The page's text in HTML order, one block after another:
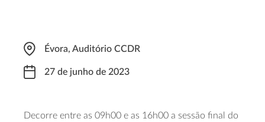
Évora, Auditório CCDR
27 de junho de 2023
Decorre entre as 09h00 e as 16h00 a sessão final do